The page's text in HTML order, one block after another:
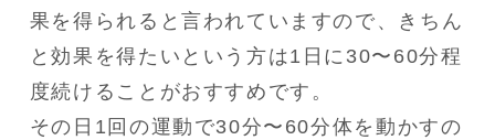
果を得られると言われていますので、きちん
と効果を得たいという方は1日に30〜60分程
度続けることがおすすめです。
その日1回の運動で30分〜60分体を動かすの